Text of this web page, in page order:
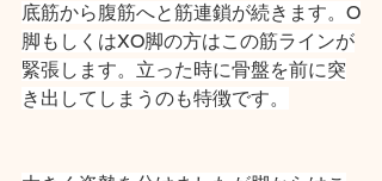
底筋から腹筋へと筋連鎖が続きます。O
脚もしくはXO脚の方はこの筋ラインが
緊張します。立った時に骨盤を前に突
き出してしまうのも特徴です。